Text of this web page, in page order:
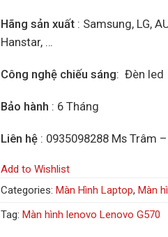
Hãng sản xuất : Samsung, LG,
Hanstar, …
Công nghệ chiếu sáng: Đèn led
Bảo hành : 6 Tháng
Liên hệ : 0935098288 Ms Trâm
Add to Wishlist
Categories: Màn Hình Laptop, Màn
Tag: Màn hình lenovo Lenovo G570